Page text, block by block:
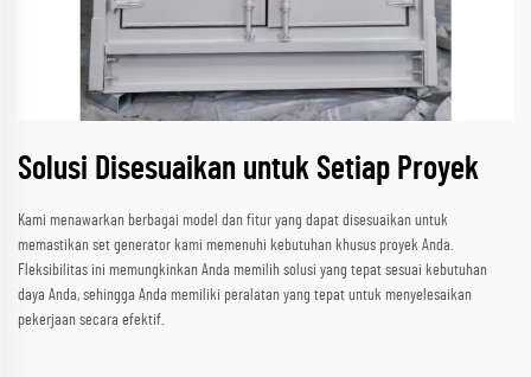
Solusi Disesuaikan untuk Setiap Proyek
Kami menawarkan berbagai model dan fitur yang dapat disesuaikan untuk
memastikan set generator kami memenuhi kebutuhan khusus proyek Anda.
Fleksibilitas ini memungkinkan Anda memilih solusi yang tepat sesuai kebutuhan
daya Anda, sehingga Anda memiliki peralatan yang tepat untuk menyelesaikan
pekerjaan secara efektif.